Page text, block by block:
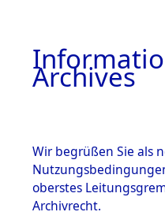
Archives
Wir begrüßen Sie als
oberstes
Archivrecht.